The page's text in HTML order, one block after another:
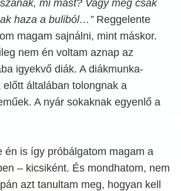
mi mást? Vagy még csak
haza a buliból…”Reggelente
magam sajnálni, mint máskor.
nem én voltam aznap az
igyekvő diák. A diákmunka-
előtt általában tolongnak a
A nyár sokaknak egyenlő a
én is így próbálgatom magam a
– kicsiként. És mondhatom, nem
azt tanultam meg, hogyan kell